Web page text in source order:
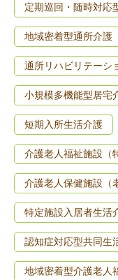
定期巡回・随時対応
地域密着型通所介護
通所リハビリテーシ
小規模多機能型居宅
短期入所生活介護
介護老人福祉施設（
介護老人保健施設（
特定施設入居者生活
認知症対応型共同生
地域密着型介護老人